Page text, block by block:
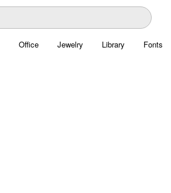
Office Jewelry Library Fonts